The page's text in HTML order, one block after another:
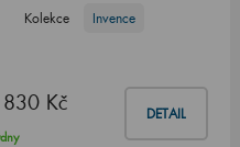
Kolekce Invence
Kč DETAIL